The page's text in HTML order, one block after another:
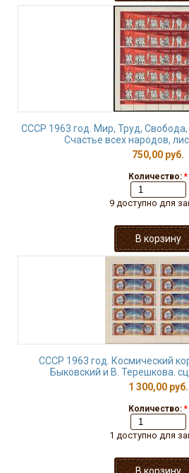
СССР 1963 год. Мир, Труд, Свобода,
Счастье всех народов,
750,00 руб.
Количество: *
9 доступно для
СССР 1963 год. Космический
Быковский и В. Терешкова.
1 300,00 руб.
Количество: *
1 доступно для